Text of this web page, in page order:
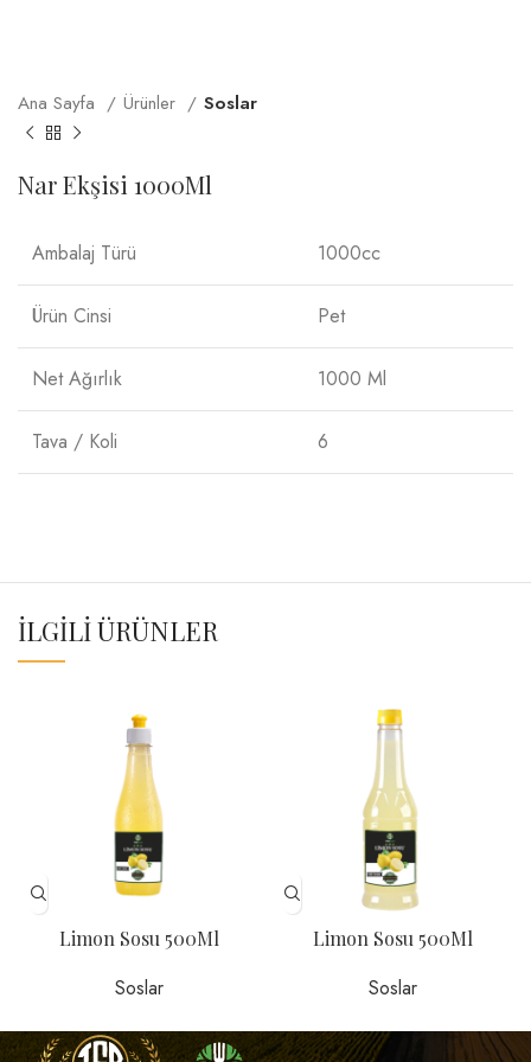
Ana Sayfa Ürünler Soslar
Nar Ekşisi 1000Ml
Ambalaj Türü 1000cc
Ürün Cinsi Pet
Net Ağırlık 1000 Ml
Tava / Koli 6
İLGILI ÜRÜNLER
Limon Sosu 500Ml
Soslar
Limon Sosu 500Ml
Soslar